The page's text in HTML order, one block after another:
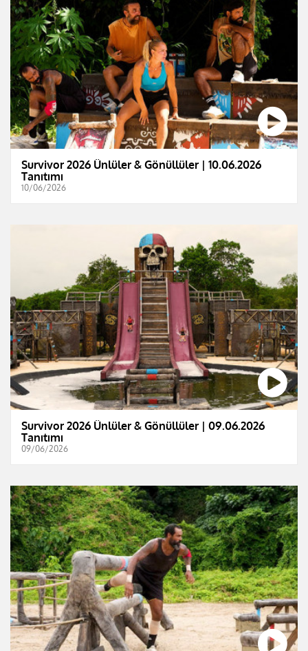
Survivor 2026 Ünlüler & Gönüllüler | 10.06.2026
Tanıtımı
10/06/2026
Survivor 2026 Ünlüler & Gönüllüler | 09.06.2026
Tanıtımı
09/06/2026